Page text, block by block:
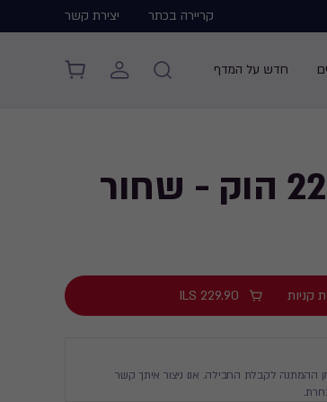
קריירה בכתר
יצירת קשר
חדש על המדף
קניות ILS 229.90
ההמתנה לקבלת החבילה. אנו ניצור איתך קשר